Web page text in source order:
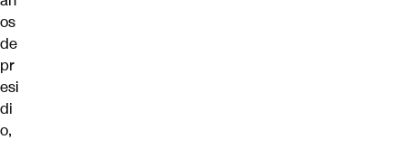
os
de
pr
esi
di
o,